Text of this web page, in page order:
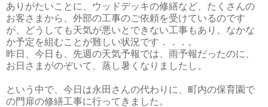
ありがたいことに、ウッドデッキの修繕など、たくさんの
お客さまから、外部の工事のご依頼を受けているのです
が、どうしても天気が悪いとできない工事もあり、なかな
か予定を組むことが難しい状況です．．．。
昨日、今日も、先週の天気予報では、雨予報だったのに、
お日さまがのぞいて、蒸し暑くなりましたし。
という中で、今日は永田さんの代わりに、町内の保育園で
の門扉の修繕工事に行ってきました。